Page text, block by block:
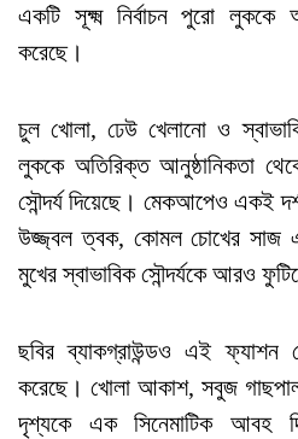
একটি সূক্ষ্ম নির্বাচন পুরো
করেছে।
চুল খোলা, ঢেউ খেলানো ও
লুককে অতিরিক্ত আনুষ্ঠানিকতা
সৌন্দর্য দিয়েছে। মেকআপেও একই
উজ্জ্বল ত্বক, কোমল চোখের সাজ
মুখের স্বাভাবিক সৌন্দর্যকে আরও
ছবির ব্যাকগ্রাউন্ডও এই ফ্যাশন
করেছে। খোলা আকাশ, সবুজ
দৃশ্যকে এক সিনেমাটিক আবহ